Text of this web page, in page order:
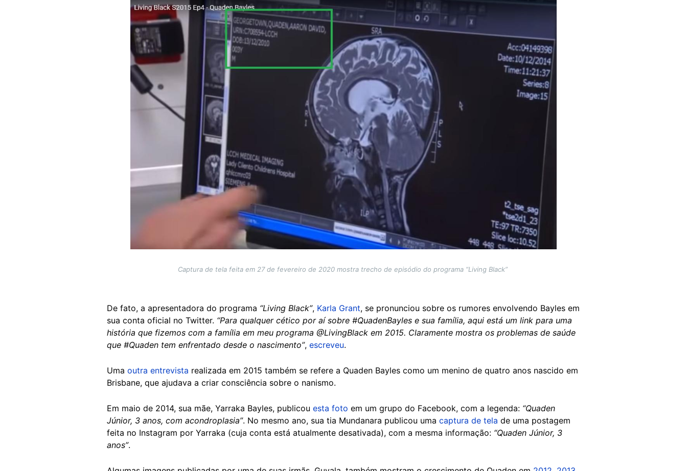
Image
Captura de tela feita em 27 de fevereiro de 2020 mostra trecho de episódio do programa “Living Black”
De fato, a apresentadora do programa “Living Black”, Karla Grant, se pronunciou sobre os rumores envolvendo Bayles em
sua conta oficial no Twitter. “Para qualquer cético por aí sobre #QuadenBayles e sua família, aqui está um link para uma
história que fizemos com a família em meu programa @LivingBlack em 2015. Claramente mostra os problemas de saúde
que #Quaden tem enfrentado desde o nascimento”, escreveu.
Uma outra entrevista realizada em 2015 também se refere a Quaden Bayles como um menino de quatro anos nascido em
Brisbane, que ajudava a criar consciência sobre o nanismo.
Em maio de 2014, sua mãe, Yarraka Bayles, publicou esta foto em um grupo do Facebook, com a legenda: “Quaden
Júnior, 3 anos, com acondroplasia”. No mesmo ano, sua tia Mundanara publicou uma captura de tela de uma postagem
feita no Instagram por Yarraka (cuja conta está atualmente desativada), com a mesma informação: “Quaden Júnior, 3
anos”.